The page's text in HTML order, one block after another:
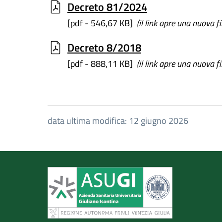
Decreto 81/2024
[pdf - 546,67 KB] (il link apre una nuova
Decreto 8/2018
[pdf - 888,11 KB] (il link apre una nuova
data ultima modifica: 12 giugno 2026